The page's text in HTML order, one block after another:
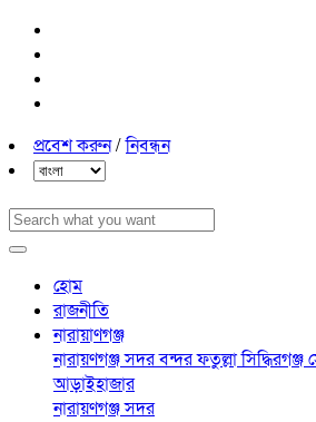
প্রবেশ করুন/নিবন্ধন
হোম
রাজনীতি
নারায়াণগঞ্জ
নারায়ণগঞ্জ সদরবন্দরফতুল্লাসিদ্ধিরগঞ্জ
আড়াইহাজার
নারায়ণগঞ্জ সদর